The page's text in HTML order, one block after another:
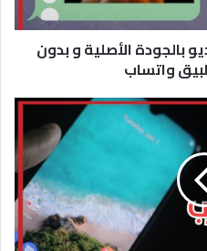
بالجودة الأصلية و بدون
واتساب